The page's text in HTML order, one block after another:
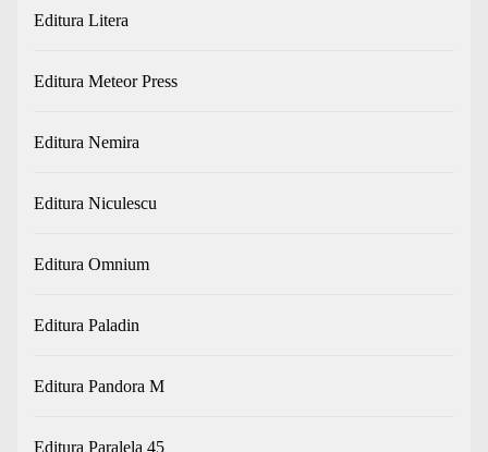
Editura Litera
Editura Meteor Press
Editura Nemira
Editura Niculescu
Editura Omnium
Editura Paladin
Editura Pandora M
Editura Paralela 45